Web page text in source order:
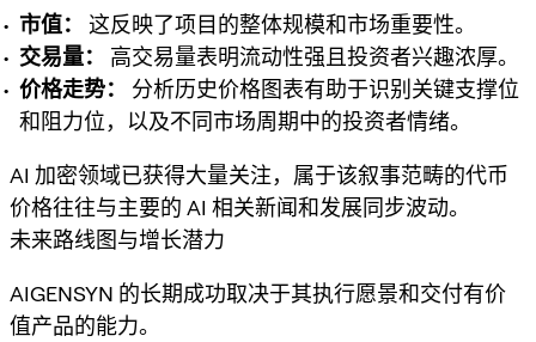
市值：
这反映了项目的整体规模和市场重要性。
交易量：
高交易量表明流动性强且投资者兴趣浓厚。
价格走势：
分析历史价格图表有助于识别关键支撑位
和阻力位，以及不同市场周期中的投资者情绪。
AI 加密领域已获得大量关注，属于该叙事范畴的代币
价格往往与主要的 AI 相关新闻和发展同步波动。
未来路线图与增长潜力
AIGENSYN 的长期成功取决于其执行愿景和交付有价
值产品的能力。